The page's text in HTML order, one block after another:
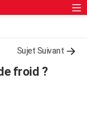
Sujet Suivant
froid ?